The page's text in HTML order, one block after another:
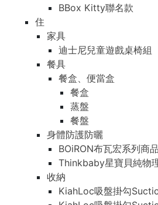
BBox Kitty聯名款
住
家具
迪士尼兒童遊戲桌椅組
餐具
餐盒、便當盒
餐盒
蒸盤
餐盤
身體防護防曬
BOiRON布瓦宏系列商品
Thinkbaby星寶貝純物
收納
KiahLoc吸盤掛勾